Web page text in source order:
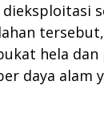
hela
daya alam